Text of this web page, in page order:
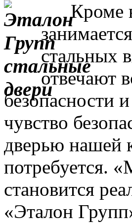
Кроме
стальных
отвечают
безопасности
чувство
дверью нашей
потребуется.
становится
«Эталон